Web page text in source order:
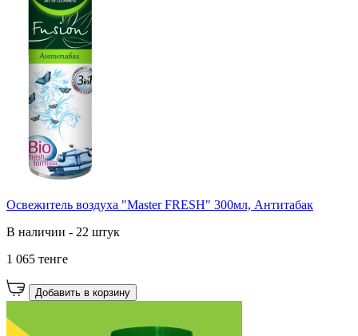
Освежитель воздуха "Master FRESH" 300мл, Антитабак
В наличии - 22 штук
1 065 тенге
Добавить в корзину